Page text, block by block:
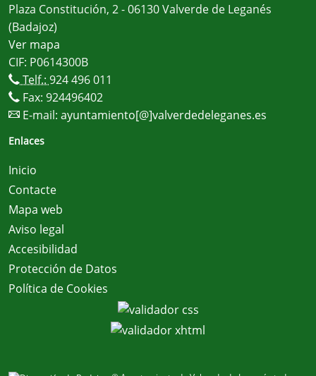
Plaza Constitución, 2 - 06130 Valverde de Leganés
(Badajoz)
Ver mapa
CIF: P0614300B
Telf.: 924 496 011
Fax: 924496402
E-mail: ayuntamiento[@]valverdedeleganes.es
Enlaces
Inicio
Contacte
Mapa web
Aviso legal
Accesibilidad
Protección de Datos
Política de Cookies